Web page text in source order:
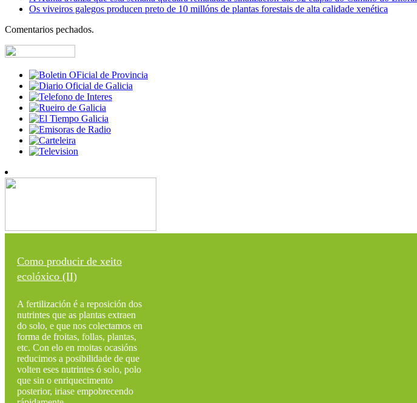
Os viveiros galegos producen preto de 10 millóns de plantas forestais de alta calidade xenética
Comentarios pechados.
Como producir de xeito
ecolóxico (II)
A fertilización é a reposición dos
nutrintes que as plantas extraen
do solo, e que nos colectamos en
forma de froitas, follas, plantas,
etc. Con elo en moitas ocasións
reducimos a posibilidade de que
volten eses nutrintes ó solo, polo
que sin o enriquecimento
posterior, iriase empobrecendo